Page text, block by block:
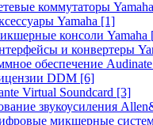
коммутаторы Yamaha
Yamaha [1]
консоли Yamaha
и конвертеры
обеспечение
DDM [6]
Virtual Soundcard [3]
звукоусиления
микшерные